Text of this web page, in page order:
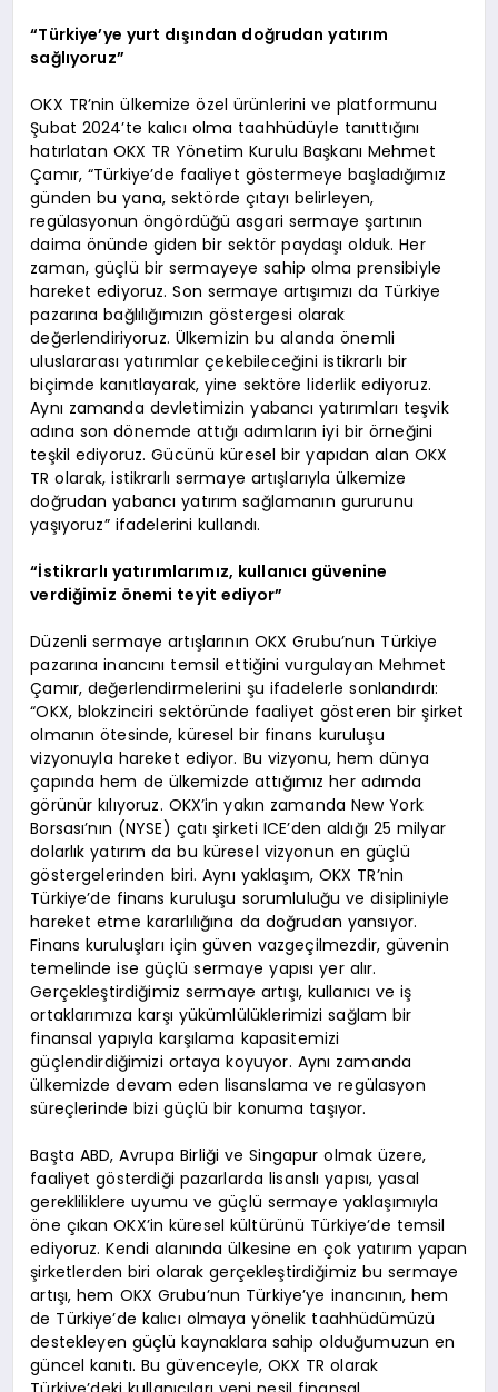
“Türkiye’ye yurt dışından doğrudan yatırım
sağlıyoruz”
OKX TR’nin ülkemize özel ürünlerini ve platformunu
Şubat 2024’te kalıcı olma taahhüdüyle tanıttığını
hatırlatan OKX TR Yönetim Kurulu Başkanı Mehmet
Çamır, “Türkiye’de faaliyet göstermeye başladığımız
günden bu yana, sektörde çıtayı belirleyen,
regülasyonun öngördüğü asgari sermaye şartının
daima önünde giden bir sektör paydaşı olduk. Her
zaman, güçlü bir sermayeye sahip olma prensibiyle
hareket ediyoruz. Son sermaye artışımızı da Türkiye
pazarına bağlılığımızın göstergesi olarak
değerlendiriyoruz. Ülkemizin bu alanda önemli
uluslararası yatırımlar çekebileceğini istikrarlı bir
biçimde kanıtlayarak, yine sektöre liderlik ediyoruz.
Aynı zamanda devletimizin yabancı yatırımları teşvik
adına son dönemde attığı adımların iyi bir örneğini
teşkil ediyoruz. Gücünü küresel bir yapıdan alan OKX
TR olarak, istikrarlı sermaye artışlarıyla ülkemize
doğrudan yabancı yatırım sağlamanın gururunu
yaşıyoruz” ifadelerini kullandı.
“İstikrarlı yatırımlarımız, kullanıcı güvenine
verdiğimiz önemi teyit ediyor”
Düzenli sermaye artışlarının OKX Grubu’nun Türkiye
pazarına inancını temsil ettiğini vurgulayan Mehmet
Çamır, değerlendirmelerini şu ifadelerle sonlandırdı:
“OKX, blokzinciri sektöründe faaliyet gösteren bir şirket
olmanın ötesinde, küresel bir finans kuruluşu
vizyonuyla hareket ediyor. Bu vizyonu, hem dünya
çapında hem de ülkemizde attığımız her adımda
görünür kılıyoruz. OKX’in yakın zamanda New York
Borsası’nın (NYSE) çatı şirketi ICE’den aldığı 25 milyar
dolarlık yatırım da bu küresel vizyonun en güçlü
göstergelerinden biri. Aynı yaklaşım, OKX TR’nin
Türkiye’de finans kuruluşu sorumluluğu ve disipliniyle
hareket etme kararlılığına da doğrudan yansıyor.
Finans kuruluşları için güven vazgeçilmezdir, güvenin
temelinde ise güçlü sermaye yapısı yer alır.
Gerçekleştirdiğimiz sermaye artışı, kullanıcı ve iş
ortaklarımıza karşı yükümlülüklerimizi sağlam bir
finansal yapıyla karşılama kapasitemizi
güçlendirdiğimizi ortaya koyuyor. Aynı zamanda
ülkemizde devam eden lisanslama ve regülasyon
süreçlerinde bizi güçlü bir konuma taşıyor.
Başta ABD, Avrupa Birliği ve Singapur olmak üzere,
faaliyet gösterdiği pazarlarda lisanslı yapısı, yasal
gerekliliklere uyumu ve güçlü sermaye yaklaşımıyla
öne çıkan OKX’in küresel kültürünü Türkiye’de temsil
ediyoruz. Kendi alanında ülkesine en çok yatırım yapan
şirketlerden biri olarak gerçekleştirdiğimiz bu sermaye
artışı, hem OKX Grubu’nun Türkiye’ye inancının, hem
de Türkiye’de kalıcı olmaya yönelik taahhüdümüzü
destekleyen güçlü kaynaklara sahip olduğumuzun en
güncel kanıtı. Bu güvenceyle, OKX TR olarak